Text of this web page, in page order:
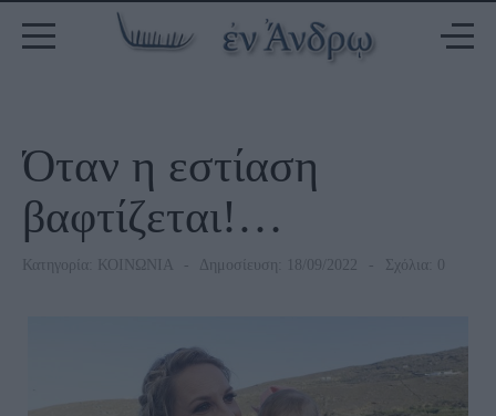
Όταν η εστίαση
βαφτίζεται!…
Κατηγορία: ΚΟΙΝΩΝΙΑ Δημοσίευση: 18/09/2022 Σχόλια: 0